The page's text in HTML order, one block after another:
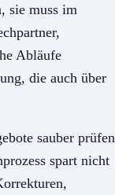
sie muss im
Abläufe
die auch über
sauber prüfen
spart nicht